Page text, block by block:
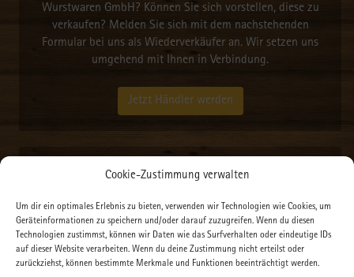
Cookie-Zustimmung verwalten
Um dir ein optimales Erlebnis zu bieten, verwenden wir Technologien wie Cookies, um
Geräteinformationen zu speichern und/oder darauf zuzugreifen. Wenn du diesen
Technologien zustimmst, können wir Daten wie das Surfverhalten oder eindeutige IDs
auf dieser Website verarbeiten. Wenn du deine Zustimmung nicht erteilst oder
zurückziehst, können bestimmte Merkmale und Funktionen beeinträchtigt werden.
Wurstwaren GmbH? Können Sie sich vorstellen, diese zu
verkaufen? Melden Sie sich mit dem nachstehenden
Formular bei uns als Wiederverkäufer an. Wir setzen uns
umgehend mit Ihnen in Verbindung.
Jetzt Händler werden
Neueste Beiträge
Kofinanziert von der Europäischen Union und das Land
Brandenburg (2025-2028)
Immer aktuell- abonnieren Sie unseren kostenlosen und